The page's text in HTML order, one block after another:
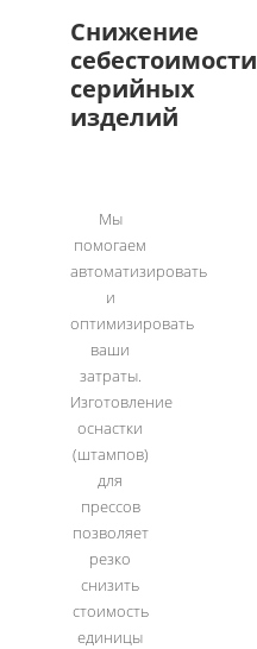
Снижение
себестоимости
серийных
изделий
Мы
помогаем
автоматизировать
и
оптимизировать
ваши
затраты.
Изготовление
оснастки
(штампов)
для
прессов
позволяет
резко
снизить
стоимость
единицы